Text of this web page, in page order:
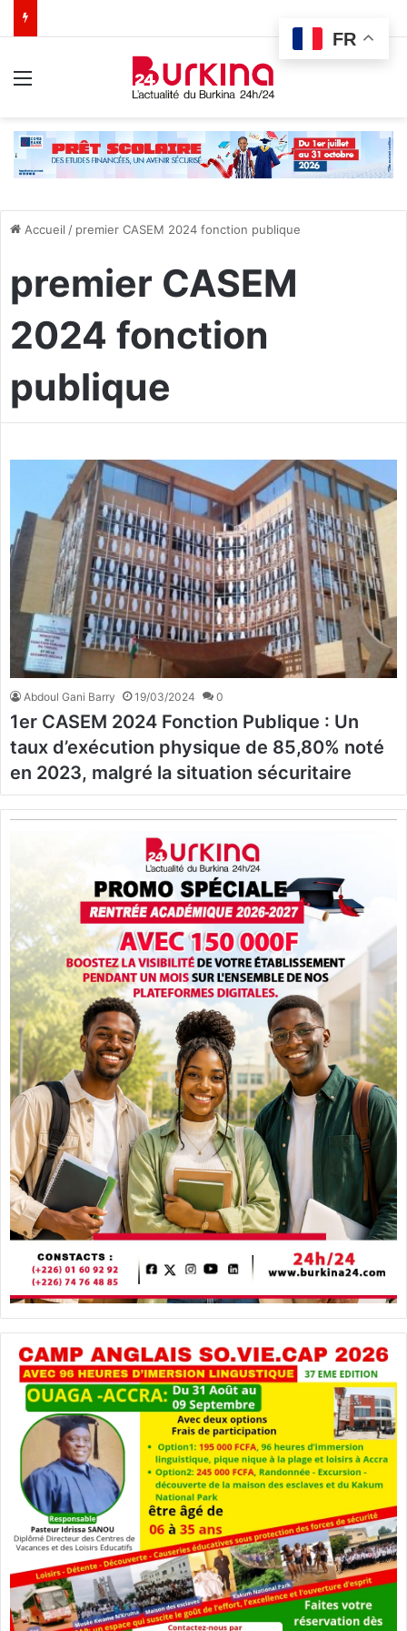
Accueil / premier CASEM 2024 fonction publique
premier CASEM
2024 fonction
publique
Abdoul Gani Barry 19/03/2024 0
1er CASEM 2024 Fonction Publique : Un
taux d’exécution physique de 85,80% noté
en 2023, malgré la situation sécuritaire
FR